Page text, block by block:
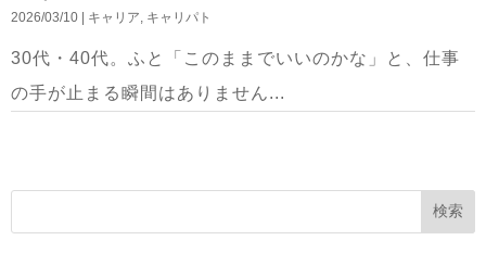
2026/03/10 | キャリア キャリパト
30代・40代。ふと「このままでいいのかな」と、仕事
の手が止まる瞬間はありません...
検索